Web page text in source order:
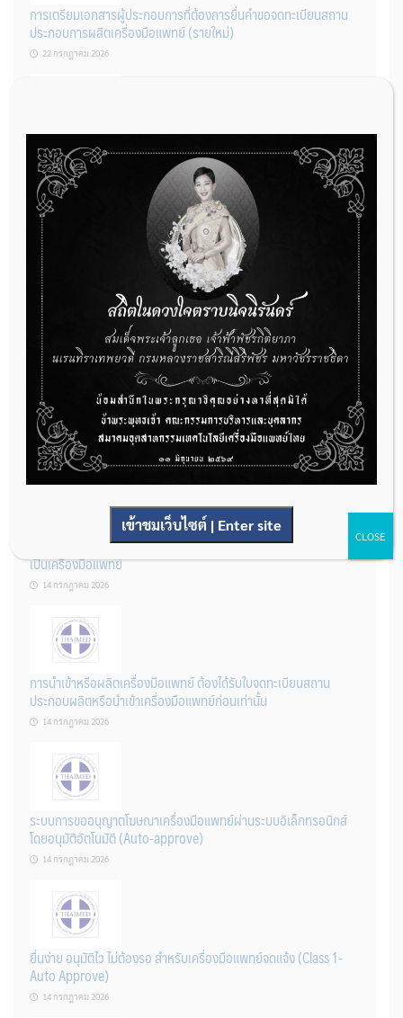
การเตรียมเอกสารผู้ประกอบการที่ต้องการยื่นคำขอจดทะเบียนสถาน
ประกอบการผลิตเครื่องมือแพทย์ (รายใหม่)
22 กรกฎาคม 2026
ผู้ประกอบการผลิต และ นักวิจัย ที่ต้องการขึ้นทะเบียนเครื่องมือแพทย์
ต้องทำอย่างไรบ้าง
22 กรกฎาคม 2026
กองควบคุมเครื่องมือแพทย์ เปิดรับฟังความคิดเห็นหลักการยกร่าง
กฎหมาย จำนวน 3 ฉบับ ผ่านระบบกลางทางกฎหมาย
22 กรกฎาคม 2026
การโฆษณาเครื่องมือแพทย์แบบใดที่ได้รับการยกเว้นไม่ต้องขออนุญาต
14 กรกฎาคม 2026
รู้หรือไม่? ผลิตภัณฑ์ชุดตรวจสําหรับตรวจสอบการปนเปื้อนแบบใดจัด
เป็นเครื่องมือแพทย์
14 กรกฎาคม 2026
การนำเข้าหรือผลิตเครื่องมือแพทย์ ต้องได้รับใบจดทะเบียนสถาน
ประกอบผลิตหรือนำเข้าเครื่องมือแพทย์ก่อนเท่านั้น
14 กรกฎาคม 2026
ระบบการขออนุญาตโฆษณาเครื่องมือแพทย์ผ่านระบบอิเล็กทรอนิกส์
โดยอนุมัติอัตโนมัติ (Auto-approve)
14 กรกฎาคม 2026
ยื่นง่าย อนุมัติไว ไม่ต้องรอ สำหรับเครื่องมือแพทย์จดแจ้ง (Class 1-
Auto Approve)
14 กรกฎาคม 2026
เข้าชมเว็บไซต์ | Enter site
CLOSE